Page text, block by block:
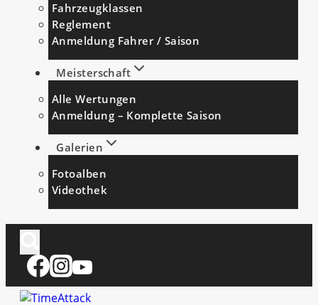
Fahrzeugklassen
Reglement
Anmeldung Fahrer / Saison
Meisterschaft
Alle Wertungen
Anmeldung – Komplette Saison
Galerien
Fotoalben
Videothek